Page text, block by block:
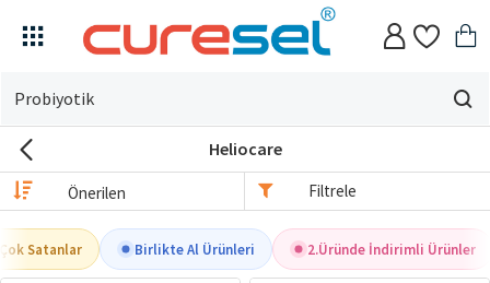
Evin
için
arıyorsun?
Heliocare
Filtrele
Satanlar Birlikte Al Ürünleri 2.Üründe İndirimli Ürünler